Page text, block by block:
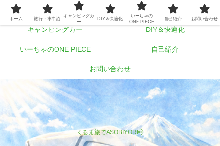
くるま旅でASOBIYORI💨
ホーム 旅行・車中泊
キャンピングカー DIY＆快適化
いーちゃのONE PIECE 自己紹介
お問い合わせ
ホーム 旅行・車中泊
キャンピングカ
ー
DIY＆快適化
いーちゃの
ONE PIECE
自己紹介 お問い合わせ